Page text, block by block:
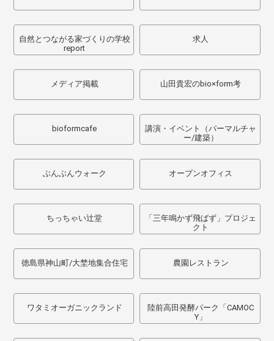
自然とつながる家づくりの学校
report
求人
メディア掲載 山田貴宏のbio×form考
bioformcafe
講演・イベント（パーマルチャ
ー/建築）
ぶんぶんウォーク オープンオフィス
ちっちゃい辻堂
「三年鳴かず飛ばず」プロジェ
クト
徳島県神山町/大埜地集合住宅 農園レストラン
ワタミオーガニックランド
陸前高田発酵パーク「CAMOC
Y」